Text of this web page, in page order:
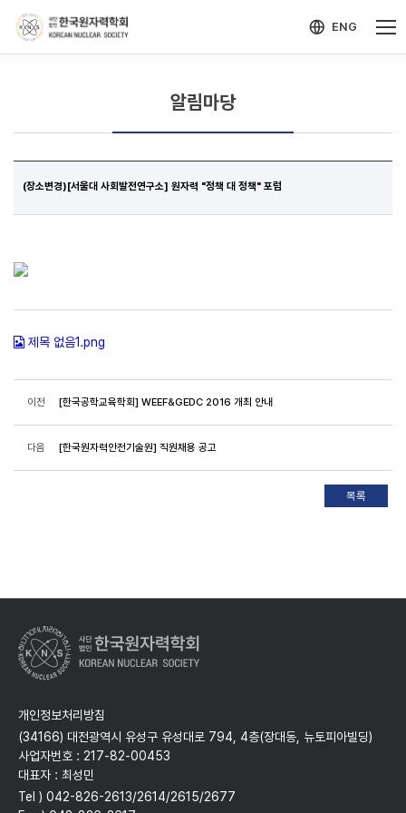
ENG
알림마당
(장소변경)[서울대 사회발전연구소] 원자력 "정책 대 정책" 포럼
제목 없음1.png
이전 [한국공학교육학회] WEEF&GEDC 2016 개최 안내
다음 [한국원자력안전기술원] 직원채용 공고
개인정보처리방침
(34166) 대전광역시 유성구 유성대로 794, 4층(장대동, 뉴토피아빌딩)
사업자번호 : 217-82-00453
대표자 : 최성민
Tel ) 042-826-2613/2614/2615/2677